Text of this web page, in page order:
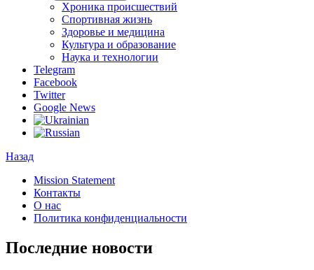
Хроника происшествий
Спортивная жизнь
Здоровье и медицина
Культура и образование
Наука и технологии
Telegram
Facebook
Twitter
Google News
Назад
Mission Statement
Контакты
О нас
Политика конфиденциальности
Последние новости